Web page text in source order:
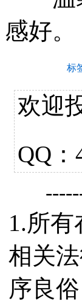
感好。
标
欢迎
QQ
1.所有
相关
序良